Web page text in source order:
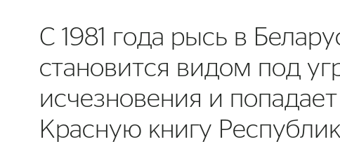
С 1981 года рысь в
становится видом под
исчезновения и
Красную книгу